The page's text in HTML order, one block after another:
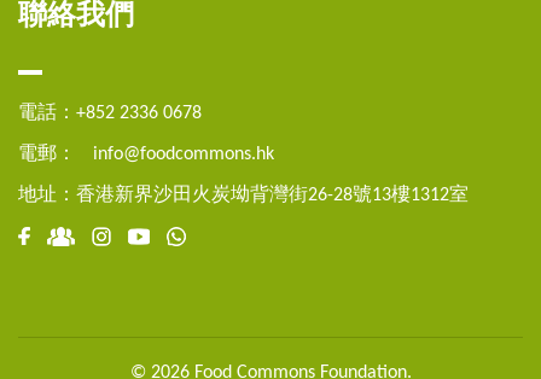
聯絡我們
電話：+852 2336 0678
電郵： info@foodcommons.hk
地址：香港新界沙田火炭坳背灣街26-28號13樓1312室
© 2026 Food Commons Foundation.